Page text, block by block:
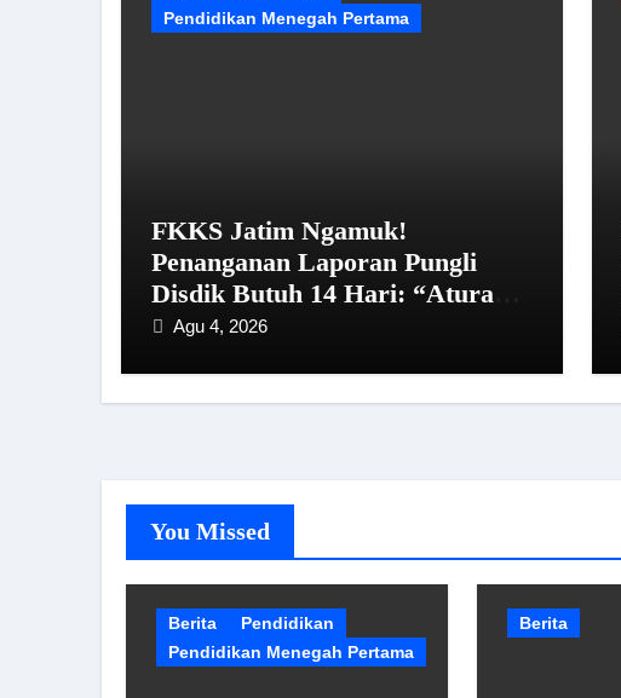
Pendidikan Menegah Pertama
FKKS Jatim Ngamuk!
Penanganan Laporan Pungli
Disdik Butuh 14 Hari: “Aturan
dari Mana?”
Agu 4, 2026
You Missed
Berita
Pendidikan
Pendidikan Menegah Pertama
Berita